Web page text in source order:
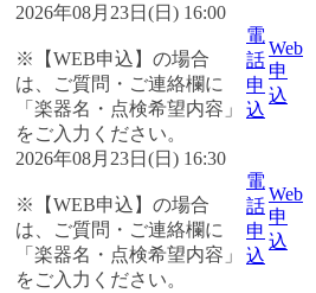
2026年08月23日(日) 16:00
※【WEB申込】の場合
は、ご質問・ご連絡欄に
「楽器名・点検希望内容」
をご入力ください。
電
話
申
込
Web
申
込
2026年08月23日(日) 16:30
※【WEB申込】の場合
は、ご質問・ご連絡欄に
「楽器名・点検希望内容」
をご入力ください。
電
話
申
込
Web
申
込